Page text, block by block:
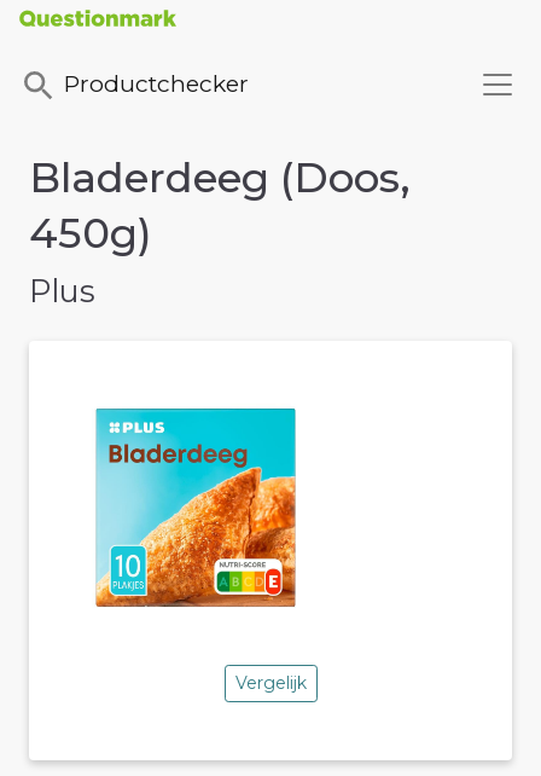
Productchecker
Bladerdeeg (Doos,
450g)
Plus
Vergelijk